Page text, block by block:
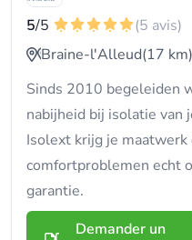
5/5
(5 avis)
Braine-l'Alleud(17 km)
Sinds 2010 begeleiden
nabijheid bij isolatie van
Isolext krijg je
comfortproblemen echt
garantie.
Demander un